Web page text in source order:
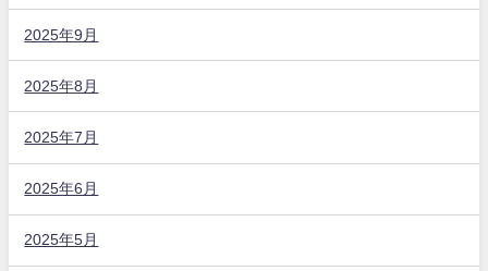
2025年9月
2025年8月
2025年7月
2025年6月
2025年5月